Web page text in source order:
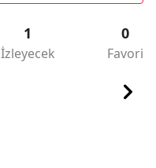
1
İzleyecek
0
Favori